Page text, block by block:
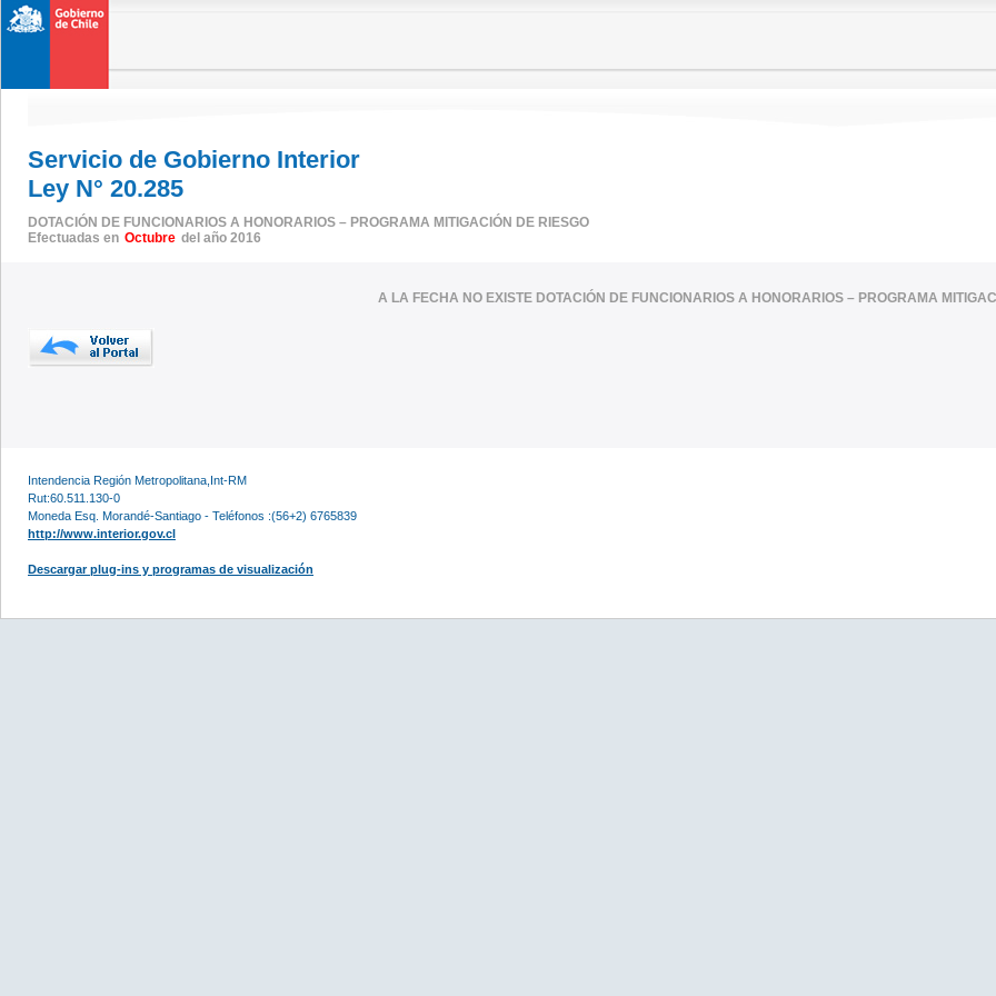
Servicio de Gobierno Interior
Ley N° 20.285
DOTACIÓN DE FUNCIONARIOS A HONORARIOS – PROGRAMA MITIGACIÓN DE RIESGO
Efectuadas en Octubre del año 2016
A LA FECHA NO EXISTE DOTACIÓN DE FUNCIONARIOS A HONORARIOS – PROGRAMA
Intendencia Región Metropolitana,Int-RM
Rut:60.511.130-0
Moneda Esq. Morandé-Santiago - Teléfonos :(56+2) 6765839
http://www.interior.gov.cl
Descargar plug-ins y programas de visualización